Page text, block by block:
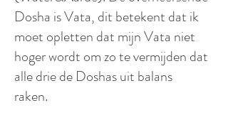
Dosha is Vata, dit betekent dat ik
moet opletten dat mijn Vata niet
hoger wordt om zo te vermijden dat
alle drie de Doshas uit balans
raken.